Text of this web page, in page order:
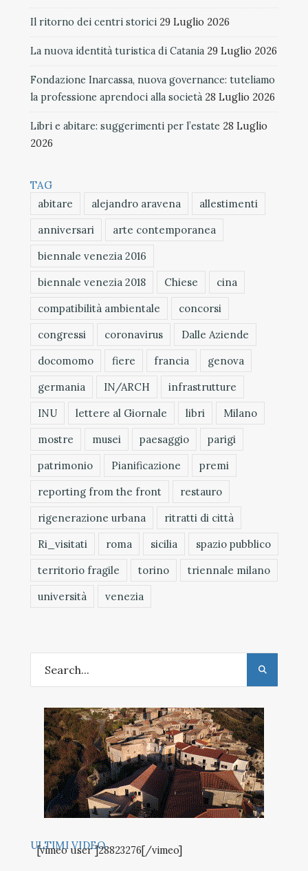
Il ritorno dei centri storici 29 Luglio 2026
La nuova identità turistica di Catania 29 Luglio 2026
Fondazione Inarcassa, nuova governance: tuteliamo
la professione aprendoci alla società 28 Luglio 2026
Libri e abitare: suggerimenti per l’estate 28 Luglio
2026
TAG
abitare
alejandro aravena
allestimenti
anniversari
arte contemporanea
biennale venezia 2016
biennale venezia 2018
Chiese
cina
compatibilità ambientale
concorsi
congressi
coronavirus
Dalle Aziende
docomomo
fiere francia
genova
germania
IN/ARCH
infrastrutture
INU
lettere al Giornale libri
Milano
mostre
musei paesaggio
parigi
patrimonio
Pianificazione
premi
reporting from the front
restauro
rigenerazione urbana
ritratti di città
Ri_visitati
roma sicilia
spazio pubblico
territorio fragile
torino
triennale milano
università
venezia
ULTIMI VIDEO
[vimeo user ]28823276[/vimeo]